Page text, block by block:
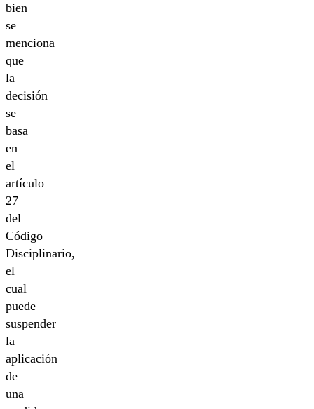
bien
se
menciona
que
la
decisión
se
basa
en
el
artículo
27
del
Código
Disciplinario,
el
cual
puede
suspender
la
aplicación
de
una